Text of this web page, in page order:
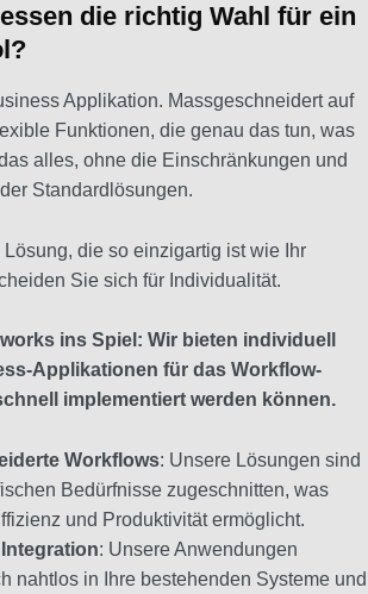
die richtig Wahl für ein
Applikation. Massgeschneidert auf
Funktionen, die genau das tun, was
alles, ohne die Einschränkungen und
Standardlösungen.
die so einzigartig ist wie Ihr
Sie sich für Individualität.
ins Spiel: Wir bieten individuell
Applikationen für das Workflow-
implementiert werden können.
Workflows: Unsere Lösungen sind
Bedürfnisse zugeschnitten, was
und Produktivität ermöglicht.
: Unsere Anwendungen
nahtlos in Ihre bestehenden Systeme und